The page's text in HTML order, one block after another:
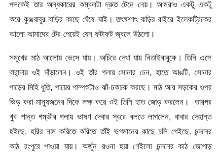
পলকেই তার অন্ধকারের কম্বলটা দ্রুত টেনে নেয়। আমরাও একটু একটু
করে কুঞ্জবাবুর বাড়ির কাছে ঘেঁষে যাই। তৎক্ষণাৎ বাড়ির বাইরে ইলেকট্রিকের
আলো আমাদের টের পেয়েই যেন ফটাফট জ্বলে উঠলো।
সমুখের মাঠ আলোয় ভেসে যায়। অচিরে দেখা যায় নিতাইবাবুকে। তিনি এসে
বারান্দায় ওই দাঁড়ালেন। ওই তাঁর গলায় সোনার চেন, হাতে আঙটি, সোনার
পাড়ের মিহি ধুতি, পায়ের পাম্পশুটাও ঝাঁ-চকচক করছে। মাঠ আর সড়কের ওপর
ভিড় করা মানুষজনের দিকে লক্ষ করে ওই তিনি হাত জোড় করলেন। তারপর
খুব শান্ত গম্ভীর গলায় ভাষণ দেবার স্বরে বলতে লাগলেন, বাবার দেহান্ত
হইছে, হরির নাম করিতে করিতে তাঁই ভগমানের কাছে চলি গেইছে, চন্দনের
কাঠ রংপুরে পাওয়া যায়। অর্জুন রওনা হয়া গেইলো চন্দনের কাঠ জোগাড়